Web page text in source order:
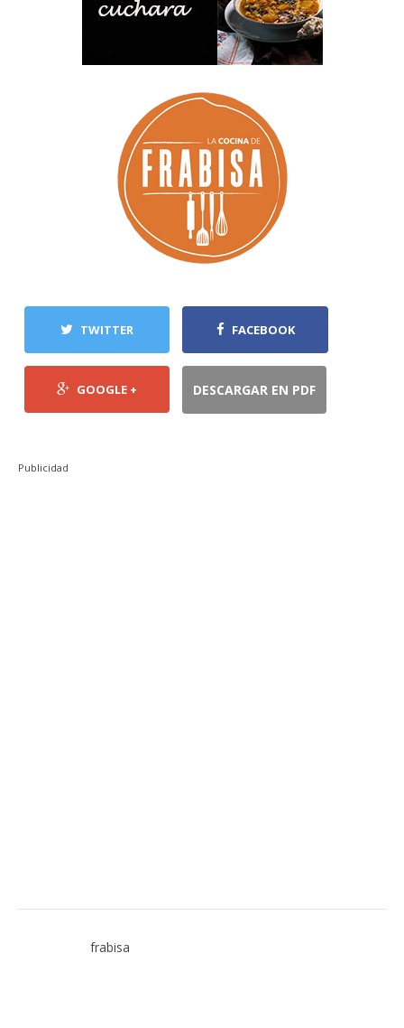
TWITTER FACEBOOK
GOOGLE + DESCARGAR EN PDF
Publicidad
frabisa